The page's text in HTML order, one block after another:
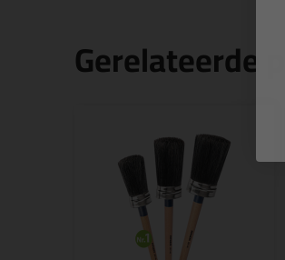
Gerelateerde